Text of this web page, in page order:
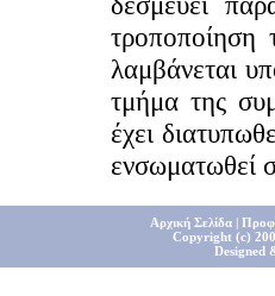
λαμβάνεται
τμήμα της
έχει
ενσωματωθεί
Αρχική Σελίδα|
Copyright (c)
Designed